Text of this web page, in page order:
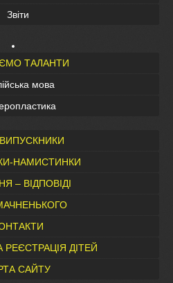
Звіти
ТАЛАНТИ
мова
НАМИСТИНКИ
– ВІДПОВІДІ
ДІТЕЙ
САЙТУ